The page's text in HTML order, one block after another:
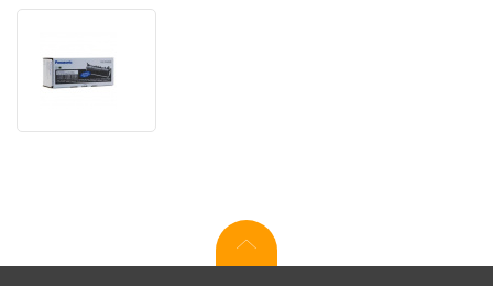
(black)